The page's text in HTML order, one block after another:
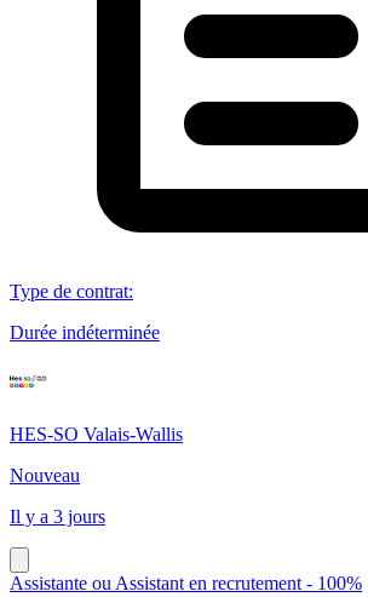
Type de contrat:
Durée indéterminée
HES-SO Valais-Wallis
Nouveau
Il y a 3 jours
Assistante ou Assistant en recrutement - 100%